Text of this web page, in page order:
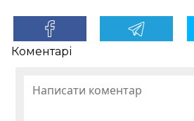
Коментарі